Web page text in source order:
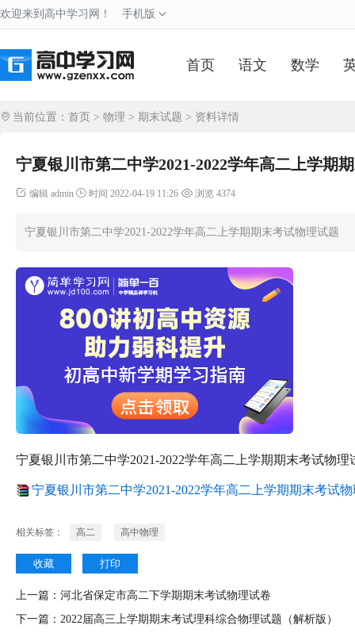
欢迎来到高中学习网！ 手机版
首页 语文 数学
当前位置： 首页 > 物理 > 期末试题 > 资料详情
宁夏银川市第二中学2021-2022学年高二上学期
编辑 admin 时间 2022-04-19 11:26 浏览 4374
宁夏银川市第二中学2021-2022学年高二上学期期末考试物理试题
宁夏银川市第二中学2021-2022学年高二上学期期末考试物理
宁夏银川市第二中学2021-2022学年高二上学期期末考试
相关标签： 高二 高中物理
收藏 打印
上一篇： 河北省保定市高二下学期期末考试物理试卷
下一篇： 2022届高三上学期期末考试理科综合物理试题（解析版）